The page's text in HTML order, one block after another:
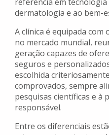
dermatologia e ao bem-
A clínica é equipada com
no mercado mundial,
geração capazes de
seguros e
escolhida
comprovados, sempre
pesquisas científicas e à
responsável.
Entre os diferenciais